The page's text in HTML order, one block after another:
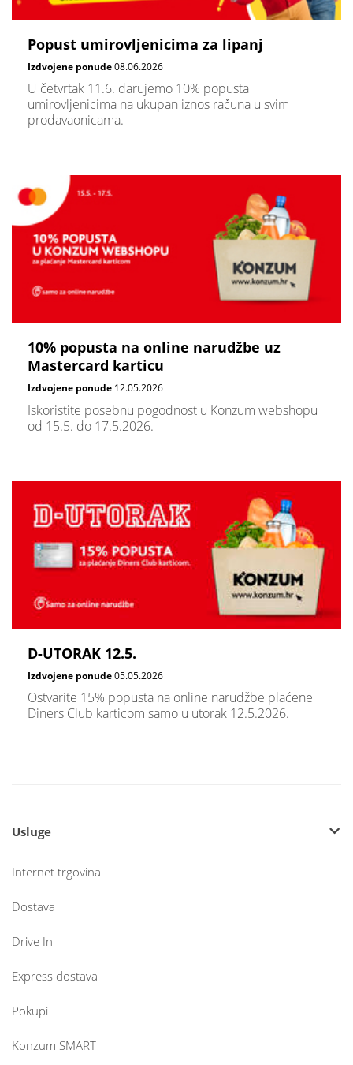
Popust umirovljenicima za lipanj
Izdvojene ponude08.06.2026
U četvrtak 11.6. darujemo 10% popusta
umirovljenicima na ukupan iznos računa u svim
prodavaonicama.
10% popusta na online narudžbe uz
Mastercard karticu
Izdvojene ponude 12.05.2026
Iskoristite posebnu pogodnost u Konzum webshopu
od 15.5. do 17.5.2026.
D-UTORAK 12.5.
Izdvojene ponude05.05.2026
Ostvarite 15% popusta na online narudžbe plaćene
Diners Club karticom samo u utorak 12.5.2026.
Usluge
Internet trgovina
Dostava
Drive In
Express dostava
Pokupi
Konzum SMART